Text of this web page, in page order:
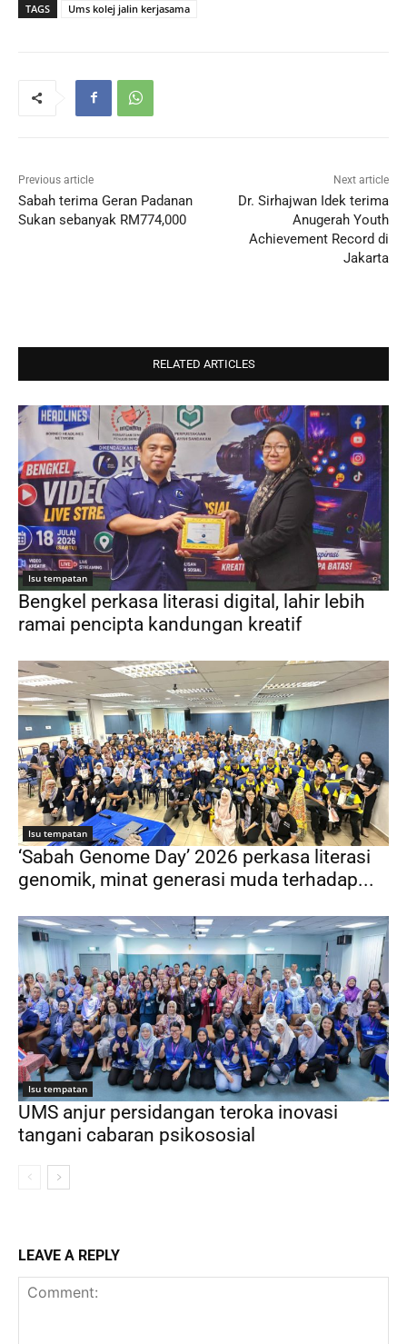
TAGS Ums kolej jalin kerjasama
Previous article
Sabah terima Geran Padanan
Sukan sebanyak RM774,000
Next article
Dr. Sirhajwan Idek terima
Anugerah Youth
Achievement Record di
Jakarta
RELATED ARTICLES
Isu tempatan
Bengkel perkasa literasi digital, lahir lebih
ramai pencipta kandungan kreatif
Isu tempatan
‘Sabah Genome Day’ 2026 perkasa literasi
genomik, minat generasi muda terhadap...
Isu tempatan
UMS anjur persidangan teroka inovasi
tangani cabaran psikososial
LEAVE A REPLY